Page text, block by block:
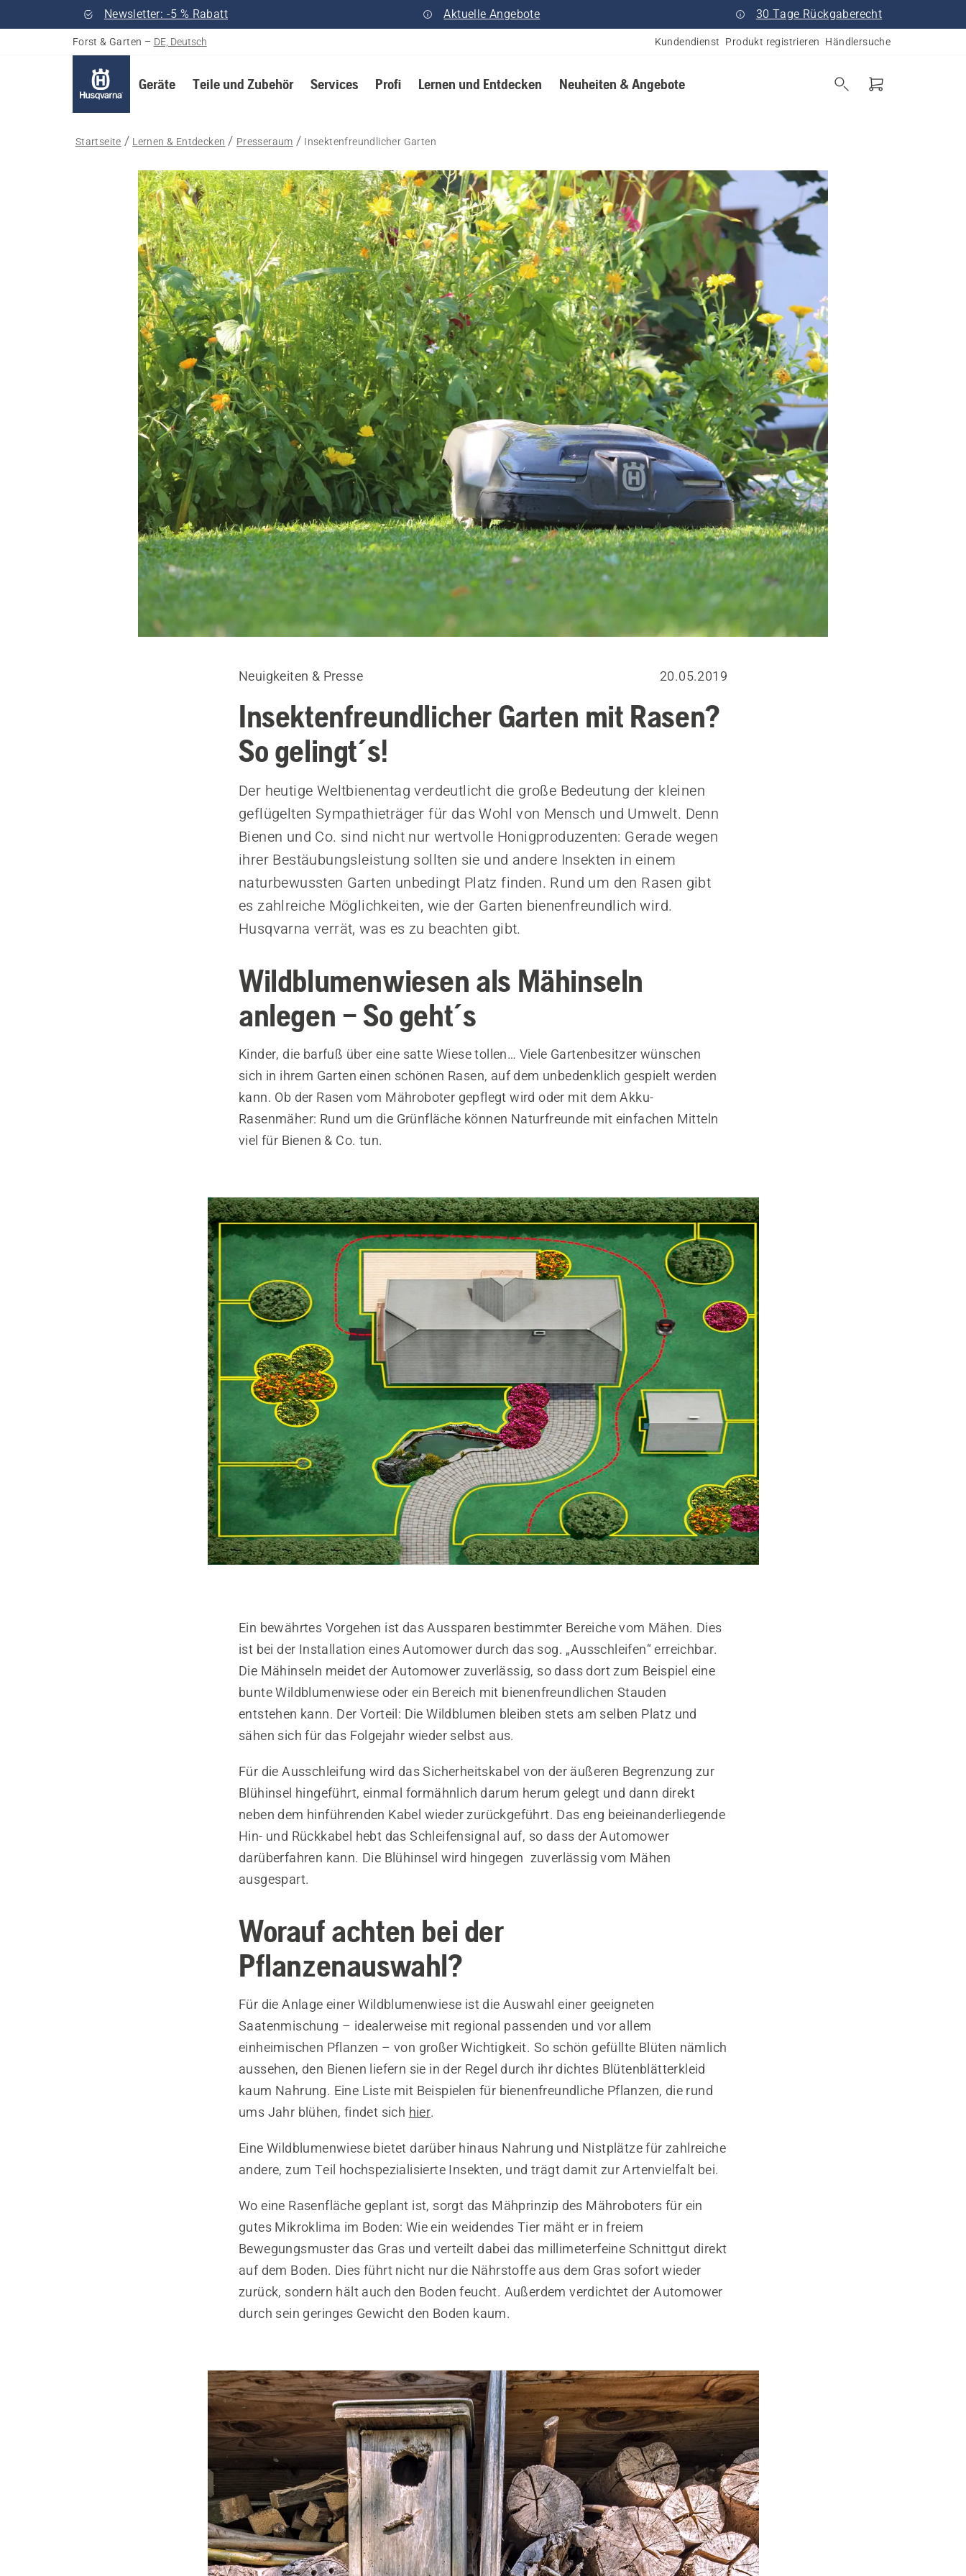
Newsletter: -5 % Rabatt Aktuelle Angebote 30 Tage Rückgaberecht
Forst & Garten – DE, Deutsch Kundendienst Produkt registrieren Händlersuche
Geräte Teile und Zubehör Services Profi Lernen und Entdecken Neuheiten & Angebote
Startseite Lernen & Entdecken Presseraum Insektenfreundlicher Garten
Neuigkeiten & Presse 20.05.2019
Insektenfreundlicher Garten mit Rasen?
So gelingt´s!
Der heutige Weltbienentag verdeutlicht die große Bedeutung der kleinen
geflügelten Sympathieträger für das Wohl von Mensch und Umwelt. Denn
Bienen und Co. sind nicht nur wertvolle Honigproduzenten: Gerade wegen
ihrer Bestäubungsleistung sollten sie und andere Insekten in einem
naturbewussten Garten unbedingt Platz finden. Rund um den Rasen gibt
es zahlreiche Möglichkeiten, wie der Garten bienenfreundlich wird.
Husqvarna verrät, was es zu beachten gibt.
Wildblumenwiesen als Mähinseln
anlegen – So geht´s
Kinder, die barfuß über eine satte Wiese tollen… Viele Gartenbesitzer wünschen
sich in ihrem Garten einen schönen Rasen, auf dem unbedenklich gespielt werden
kann. Ob der Rasen vom Mähroboter gepflegt wird oder mit dem Akku-
Rasenmäher: Rund um die Grünfläche können Naturfreunde mit einfachen Mitteln
viel für Bienen & Co. tun.
Ein bewährtes Vorgehen ist das Aussparen bestimmter Bereiche vom Mähen. Dies
ist bei der Installation eines Automower durch das sog. „Ausschleifen“ erreichbar.
Die Mähinseln meidet der Automower zuverlässig, so dass dort zum Beispiel eine
bunte Wildblumenwiese oder ein Bereich mit bienenfreundlichen Stauden
entstehen kann. Der Vorteil: Die Wildblumen bleiben stets am selben Platz und
sähen sich für das Folgejahr wieder selbst aus.
Für die Ausschleifung wird das Sicherheitskabel von der äußeren Begrenzung zur
Blühinsel hingeführt, einmal formähnlich darum herum gelegt und dann direkt
neben dem hinführenden Kabel wieder zurückgeführt. Das eng beieinanderliegende
Hin- und Rückkabel hebt das Schleifensignal auf, so dass der Automower
darüberfahren kann. Die Blühinsel wird hingegen zuverlässig vom Mähen
ausgespart.
Worauf achten bei der
Pflanzenauswahl?
Für die Anlage einer Wildblumenwiese ist die Auswahl einer geeigneten
Saatenmischung – idealerweise mit regional passenden und vor allem
einheimischen Pflanzen – von großer Wichtigkeit. So schön gefüllte Blüten nämlich
aussehen, den Bienen liefern sie in der Regel durch ihr dichtes Blütenblätterkleid
kaum Nahrung. Eine Liste mit Beispielen für bienenfreundliche Pflanzen, die rund
ums Jahr blühen, findet sich hier.
Eine Wildblumenwiese bietet darüber hinaus Nahrung und Nistplätze für zahlreiche
andere, zum Teil hochspezialisierte Insekten, und trägt damit zur Artenvielfalt bei.
Wo eine Rasenfläche geplant ist, sorgt das Mähprinzip des Mähroboters für ein
gutes Mikroklima im Boden: Wie ein weidendes Tier mäht er in freiem
Bewegungsmuster das Gras und verteilt dabei das millimeterfeine Schnittgut direkt
auf dem Boden. Dies führt nicht nur die Nährstoffe aus dem Gras sofort wieder
zurück, sondern hält auch den Boden feucht. Außerdem verdichtet der Automower
durch sein geringes Gewicht den Boden kaum.